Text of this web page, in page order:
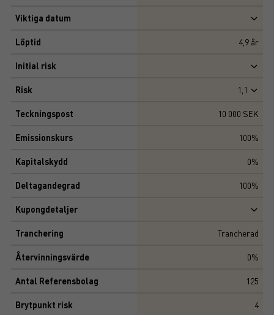
Viktiga datum
Löptid 4,9 år
Initial risk
Risk 1,1
Teckningspost 10 000 SEK
Emissionskurs 100%
Kapitalskydd 0%
Deltagandegrad 100%
Kupongdetaljer
Tranchering Trancherad
Återvinningsvärde 0%
Antal Referensbolag 125
Brytpunkt risk 4